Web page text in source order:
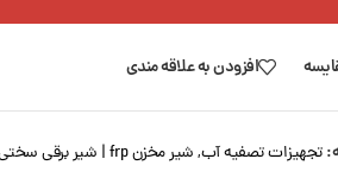
افزودن به علاقه مندی
تجهیزات تصفیه آب,شیر مخزن frp | شیر برقی سختی گیر رزینی اتوماتیک | شیر فیلتر شنی